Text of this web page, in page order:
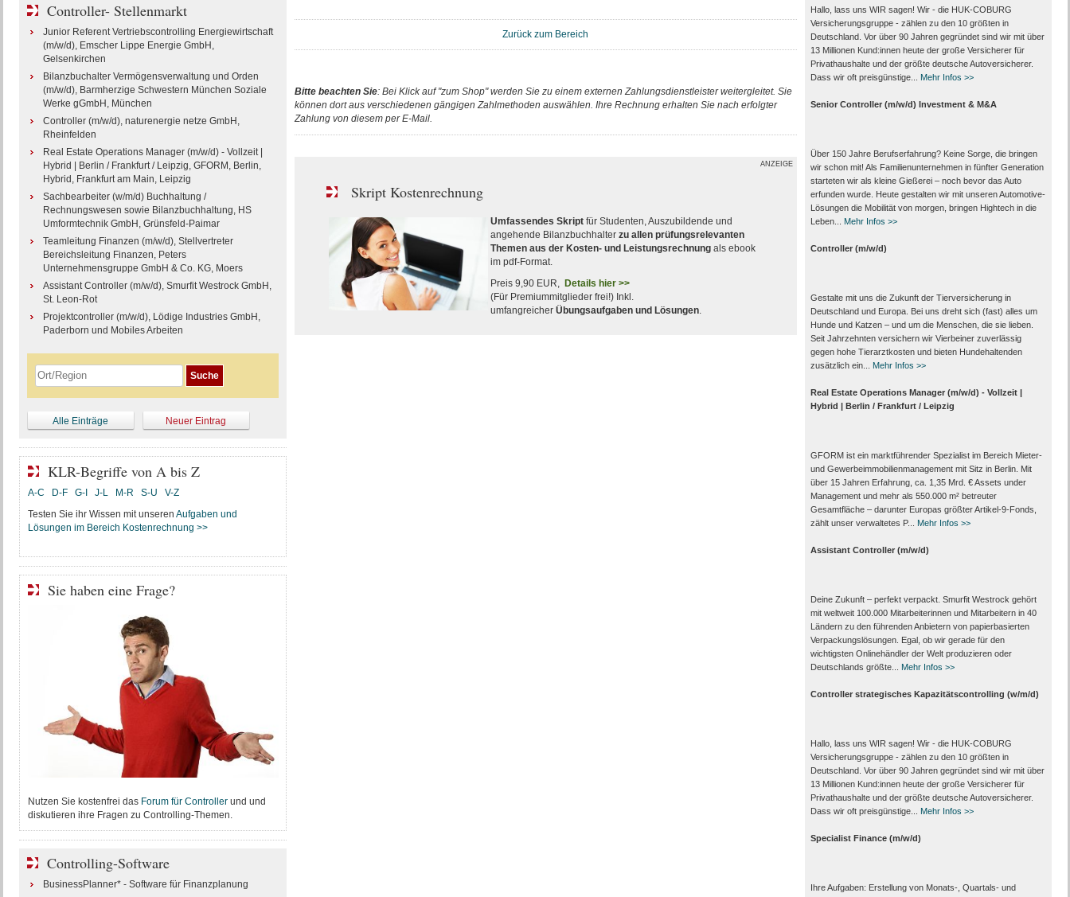
Zurück zum Bereich
Bitte beachten Sie: Bei Klick auf "zum Shop" werden Sie zu einem externen Zahlungsdienstleister weitergleitet. Sie
können dort aus verschiedenen gängigen Zahlmethoden auswählen. Ihre Rechnung erhalten Sie nach erfolgter
Zahlung von diesem per E-Mail.
ANZEIGE
Skript Kostenrechnung
Umfassendes Skriptfür Studenten, Auszubildende und
angehende Bilanzbuchhalter zu allen prüfungsrelevanten
Themen aus der Kosten- und Leistungsrechnungals ebook
im pdf-Format.
Preis 9,90 EUR, Details hier >>
(Für Premiummitglieder frei!) Inkl.
umfangreicher Übungsaufgaben und Lösungen.
Controller- Stellenmarkt
Junior Referent Vertriebscontrolling Energiewirtschaft
(m/w/d), Emscher Lippe Energie GmbH,
Gelsenkirchen
Bilanzbuchalter Vermögensverwaltung und Orden
(m/w/d), Barmherzige Schwestern München Soziale
Werke gGmbH, München
Controller (m/w/d), naturenergie netze GmbH,
Rheinfelden
Real Estate Operations Manager (m/w/d) - Vollzeit |
Hybrid | Berlin / Frankfurt / Leipzig, GFORM, Berlin,
Hybrid, Frankfurt am Main, Leipzig
Sachbearbeiter (w/m/d) Buchhaltung /
Rechnungswesen sowie Bilanzbuchhaltung, HS
Umformtechnik GmbH, Grünsfeld-Paimar
Teamleitung Finanzen (m/w/d), Stellvertreter
Bereichsleitung Finanzen, Peters
Unternehmensgruppe GmbH & Co. KG, Moers
Assistant Controller (m/w/d), Smurfit Westrock GmbH,
St. Leon-Rot
Projektcontroller (m/w/d), Lödige Industries GmbH,
Paderborn und Mobiles Arbeiten
Alle Einträge Neuer Eintrag
KLR-Begriffe von A bis Z
A-C D-F G-I J-L M-R S-U
V-Z
Testen Sie ihr Wissen mit unseren Aufgaben und
Lösungen im Bereich Kostenrechnung >>
Sie haben eine Frage?
Nutzen Sie kostenfrei das Forum für Controllerund und
diskutieren ihre Fragen zu Controlling-Themen.
Controlling-Software
BusinessPlanner* - Software für Finanzplanung
Hallo, lass uns WIR sagen! Wir - die HUK-COBURG
Versicherungsgruppe - zählen zu den 10 größten in
Deutschland. Vor über 90 Jahren gegründet sind wir mit über
13 Millionen Kund:innen heute der große Versicherer für
Privathaushalte und der größte deutsche Autoversicherer.
Dass wir oft preisgünstige...
Mehr Infos >>
Senior Controller (m/w/d) Investment & M&A
Über 150 Jahre Berufserfahrung? Keine Sorge, die bringen
wir schon mit! Als Familienunternehmen in fünfter Generation
starteten wir als kleine Gießerei – noch bevor das Auto
erfunden wurde. Heute gestalten wir mit unseren Automotive-
Lösungen die Mobilität von morgen, bringen Hightech in die
Leben...
Mehr Infos >>
Controller (m/w/d)
Gestalte mit uns die Zukunft der Tierversicherung in
Deutschland und Europa. Bei uns dreht sich (fast) alles um
Hunde und Katzen – und um die Menschen, die sie lieben.
Seit Jahrzehnten versichern wir Vierbeiner zuverlässig
gegen hohe Tierarztkosten und bieten Hundehaltenden
zusätzlich ein...
Mehr Infos >>
Real Estate Operations Manager (m/w/d) - Vollzeit |
Hybrid | Berlin / Frankfurt / Leipzig
GFORM ist ein marktführender Spezialist im Bereich Mieter-
und Gewerbeimmobilienmanagement mit Sitz in Berlin. Mit
über 15 Jahren Erfahrung, ca. 1,35 Mrd. € Assets under
Management und mehr als 550.000 m² betreuter
Gesamtfläche – darunter Europas größter Artikel-9-Fonds,
zählt unser verwaltetes P...
Mehr Infos >>
Assistant Controller (m/w/d)
Deine Zukunft – perfekt verpackt. Smurfit Westrock gehört
mit weltweit 100.000 Mitarbeiter­innen und Mitarbeitern in 40
Ländern zu den führenden Anbietern von papier­basierten
Verpackungs­lösungen. Egal, ob wir gerade für den
wichtigsten Onlinehändler der Welt produzieren oder
Deutschlands größte...
Mehr Infos >>
Controller strategisches Kapazitätscontrolling (w/m/d)
Hallo, lass uns WIR sagen! Wir - die HUK-COBURG
Versicherungsgruppe - zählen zu den 10 größten in
Deutschland. Vor über 90 Jahren gegründet sind wir mit über
13 Millionen Kund:innen heute der große Versicherer für
Privathaushalte und der größte deutsche Autoversicherer.
Dass wir oft preisgünstige...
Mehr Infos >>
Specialist Finance (m/w/d)
Ihre Aufgaben: Erstellung von Monats‑, Quartals‑ und